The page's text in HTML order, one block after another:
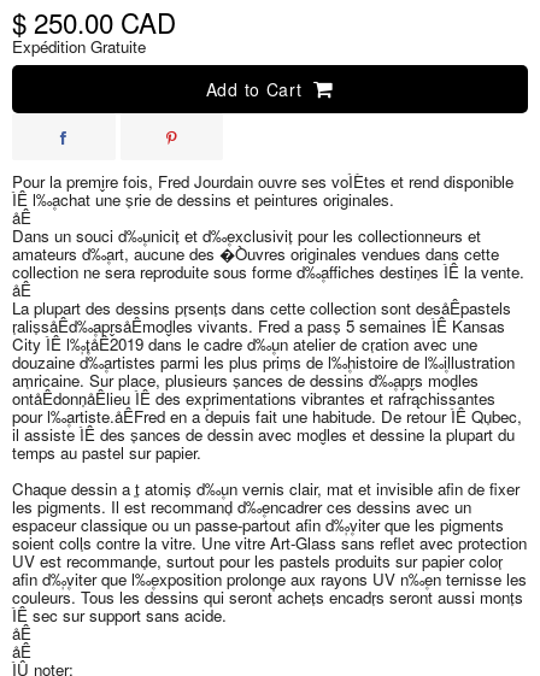
$ 250.00 CAD
Expédition Gratuite
Add to Cart
Pour la premi̬re fois, Fred Jourdain ouvre ses voÌÈtes et rend disponible
ÌÊ l‰۪achat une s̩rie de dessins et peintures originales.
åÊ
Dans un souci d‰۪unicit̩ et d‰۪exclusivit̩ pour les collectionneurs et
amateurs d‰۪art, aucune des �Òuvres originales vendues dans cette
collection ne sera reproduite sous forme d‰۪affiches destin̩es ÌÊ la vente.
åÊ
La plupart des dessins pr̩sent̩s dans cette collection sont desåÊpastels
r̩alis̩såÊd‰۪apr̬såÊmod̬les vivants. Fred a pass̩ 5 semaines ÌÊ Kansas
City ÌÊ l‰۪̩t̩åÊ2019 dans le cadre d‰۪un atelier de cr̩ation avec une
douzaine d‰۪artistes parmi les plus prim̩s de l‰۪histoire de l‰۪illustration
am̩ricaine. Sur place, plusieurs s̩ances de dessins d‰۪apr̬s mod̬les
ontåÊdonn̩åÊlieu ÌÊ des exp̩rimentations vibrantes et rafrąchissantes
pour l‰۪artiste.åÊFred en a depuis fait une habitude. De retour ÌÊ Qu̩bec,
il assiste ÌÊ des s̩ances de dessin avec mod̬les et dessine la plupart du
temps au pastel sur papier.
Chaque dessin a ̩t̩ atomis̩ d‰۪un vernis clair, mat et invisible afin de fixer
les pigments. Il est recommand̩ d‰۪encadrer ces dessins avec un
espaceur classique ou un passe-partout afin d‰۪̩viter que les pigments
soient coll̩s contre la vitre. Une vitre Art-Glass sans reflet avec protection
UV est recommand̩e, surtout pour les pastels produits sur papier color̩
afin d‰۪̩viter que l‰۪exposition prolong̩e aux rayons UV n‰۪en ternisse les
couleurs. Tous les dessins qui seront achet̩s encadr̩s seront aussi mont̩s
ÌÊ sec sur support sans acide.
åÊ
åÊ
ÌÛ noter: